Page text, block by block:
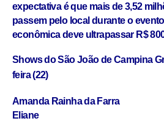
expectativa é que mais de 3,52
passem pelo local durante o
econômica deve ultrapassar R$
Shows do São João de Campina
feira (22)
Amanda Rainha da Farra
Eliane